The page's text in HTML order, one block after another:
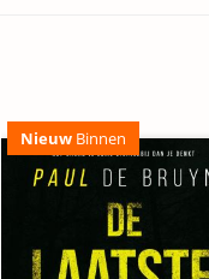
Nieuw Binnen